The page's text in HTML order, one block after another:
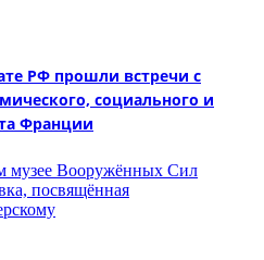
РФ прошли встречи с
социального и
Франции